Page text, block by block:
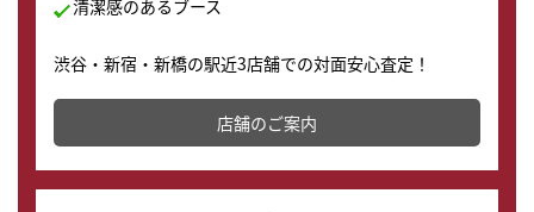
清潔感のあるブース
渋谷・新宿・新橋の駅近3店舗での対面安心査定！
その場で現金買取致します。渋谷本店では、時計販売の
店舗を併設しており、下取りに出してお得に新しい時計
の購入もできます♪
店舗のご案内